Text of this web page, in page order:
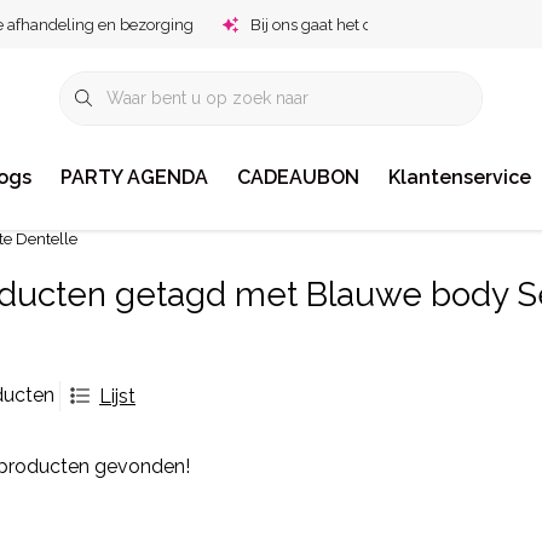
afhandeling en bezorging Bij ons gaat het om jou!
PARTY AGENDA CADEAUBON Klantenservice
Dentelle
getagd met Blauwe body
Lijst
gevonden!